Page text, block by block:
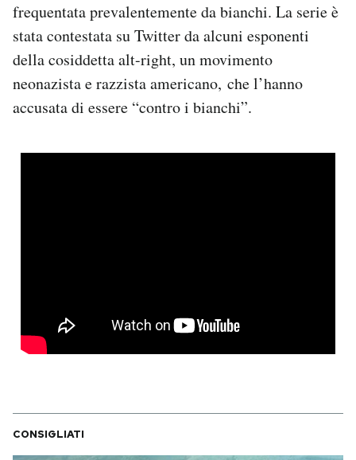
Area Personale
Newsletter
Hai bisogno di aiuto?
Esci
frequentata prevalentemente da bianchi. La serie è
stata contestata su Twitter da alcuni esponenti
della cosiddetta alt-right, un movimento
neonazista e razzista americano, che l’hanno
accusata di essere “contro i bianchi”.
CONSIGLIATI